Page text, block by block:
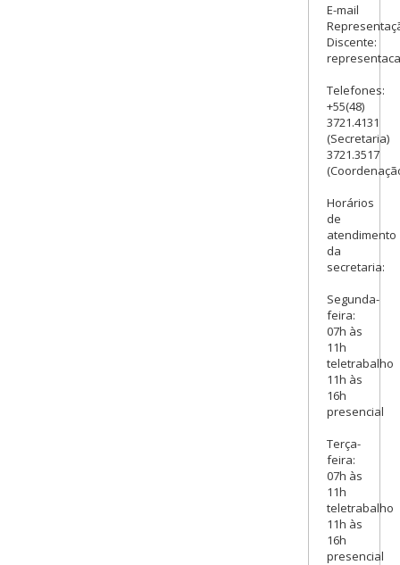
E-mail
Discente:
Telefones:
+55(48)
3721.4131
(Secretaria)
3721.3517
Horários
de
atendimento
da
secretaria:
Segunda-
feira:
07h às
11h
teletrabalho
11h às
16h
presencial
Terça-
feira:
07h às
11h
teletrabalho
11h às
16h
presencial